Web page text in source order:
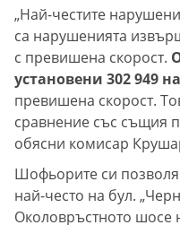
„Най-честите
са нарушенията
с превишена скорост.
установени 302 949
превишена скорост.
сравнение със същия
обясни комисар
Шофьорите си
най-често на бул.
Околовръстното шосе